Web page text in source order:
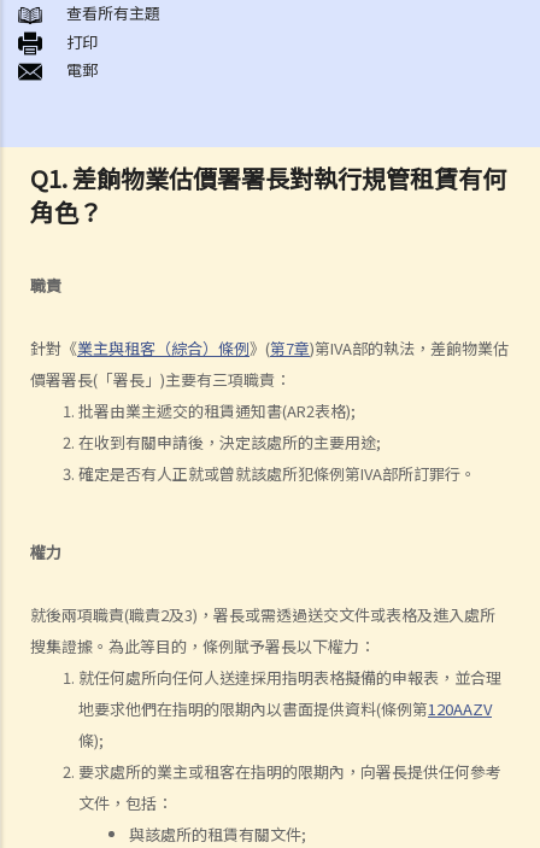
Q1. 差餉物業估價署署長對執行規管租賃有何
角色？
職責
針對《業主與租客（綜合）條例》(第7章)第IVA部的執法，差餉物業估
價署署長(「署長」)主要有三項職責：
批署由業主遞交的租賃通知書(AR2表格);
在收到有關申請後，決定該處所的主要用途;
確定是否有人正就或曾就該處所犯條例第IVA部所訂罪行。
權力
就後兩項職責(職責2及3)，署長或需透過送交文件或表格及進入處所
搜集證據。為此等目的，條例賦予署長以下權力：
就任何處所向任何人送達採用指明表格擬備的申報表，並合理
地要求他們在指明的限期內以書面提供資料(條例第120AAZV
條);
要求處所的業主或租客在指明的限期內，向署長提供任何參考
文件，包括：
與該處所的租賃有關文件;
1. 香港有甚麼政府部門專門處理有關租賃的事項？假若在租賃事項上出
現糾紛／問題，應向那一個部門求助？
2. 有關政府物業（例如公屋單位或政府商場舖位）的租務問題，我怎樣
3. 「租賃」（tenancy）和「特許權」（licence）有甚麼分別？
4. 我可以轉換或使用我的物業（或其分隔式房間）批出短期租約/特許權
以提供房間或床位（類似於Airbnb住宿或「膠囊旅館」）嗎？
約的文件（可能會被稱為「租契協議」或「租約確定書」）。簽署這份
6. 我可否出租或以其他方式容許佔用人入住《房屋條例》下的資助房屋
（例如公屋或居者有其屋計劃）？
7. 外國人可以在香港租用物業嗎？
8. 如果我是公司派遣來香港工作的外國人，我在本地租用單位時有甚麼
需要特別注意？
或農地上的帳篷車)。涉及這類處所的租約具法律約束力嗎？
約 (World Food Fair Ltd 訴 Hong Kong Island Development Ltd)
判決摘要2：無就租賃物業於租賃期間適合居住或適合租客使用的隱含
保證（陳敏莊 訴 唐幟章）
判決摘要3：干擾安寧享用需要對物業的享用造成一定程度的實質性物
理干擾（Ridge Ltd 訴 Golden Castle Ltd）
判決摘要4：業主在簽署租約之後同意的事情在法律上很可能沒有約束
力（紀秋月 訴 蔡家榮）
查看所有主題
打印
電郵